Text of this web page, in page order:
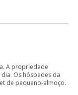
A propriedade
da
de pequeno-almoço.